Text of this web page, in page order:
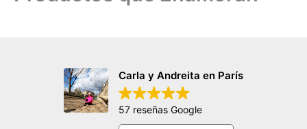
Carla y Andreita en París
57 reseñas Google